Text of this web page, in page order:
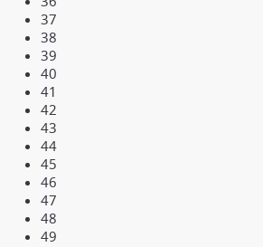
37
38
39
40
41
42
43
44
45
46
47
48
49